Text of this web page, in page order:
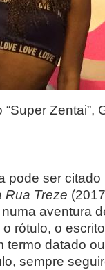
Zentai”,
pode ser
Rua Treze
aventura
rótulo, o
termo datado
sempre